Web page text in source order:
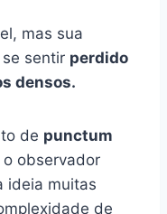
mas sua
sentir perdido
densos.
de punctum
o observador
ideia muitas
de